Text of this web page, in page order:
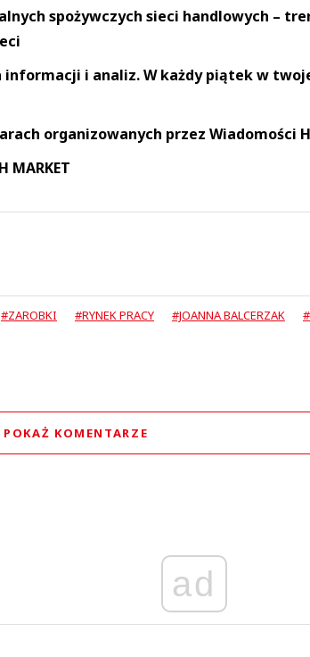
spożywczych sieci handlowych –
i analiz. W każdy piątek w
organizowanych przez Wiadomości
MARKET
#ZAROBKI #RYNEK PRACY #JOANNA BALCERZAK
POKAŻ KOMENTARZE
ad